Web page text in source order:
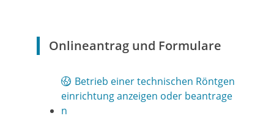
Onlineantrag und Formulare
Betrieb einer technischen Röntgen
einrichtung anzeigen oder beantrage
n